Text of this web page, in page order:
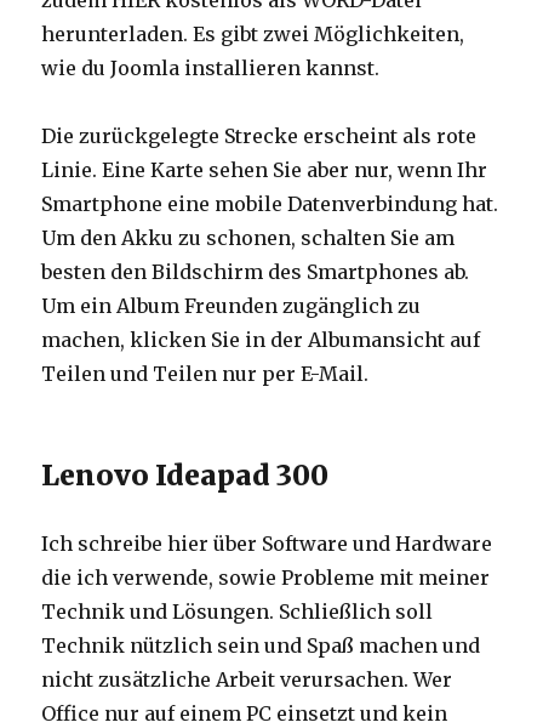
herunterladen. Es gibt zwei Möglichkeiten,
wie du Joomla installieren kannst.
Die zurückgelegte Strecke erscheint als rote
Linie. Eine Karte sehen Sie aber nur, wenn Ihr
Smartphone eine mobile Datenverbindung hat.
Um den Akku zu schonen, schalten Sie am
besten den Bildschirm des Smartphones ab.
Um ein Album Freunden zugänglich zu
machen, klicken Sie in der Albumansicht auf
Teilen und Teilen nur per E-Mail.
Lenovo Ideapad 300
Ich schreibe hier über Software und Hardware
die ich verwende, sowie Probleme mit meiner
Technik und Lösungen. Schließlich soll
Technik nützlich sein und Spaß machen und
nicht zusätzliche Arbeit verursachen. Wer
Office nur auf einem PC einsetzt und kein